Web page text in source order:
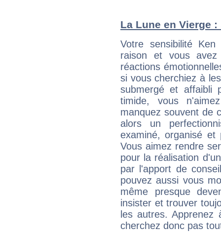
La Lune en Vierge
Votre sensibilité
raison et vous
réactions
si vous cherchiez à
submergé et affaibli
timide, vous
manquez souvent de
alors un
examiné, organisé et
Vous aimez rendre
pour la réalisation
par l'apport de
pouvez aussi vous
même presque
insister et trouver
les autres.
cherchez donc pas